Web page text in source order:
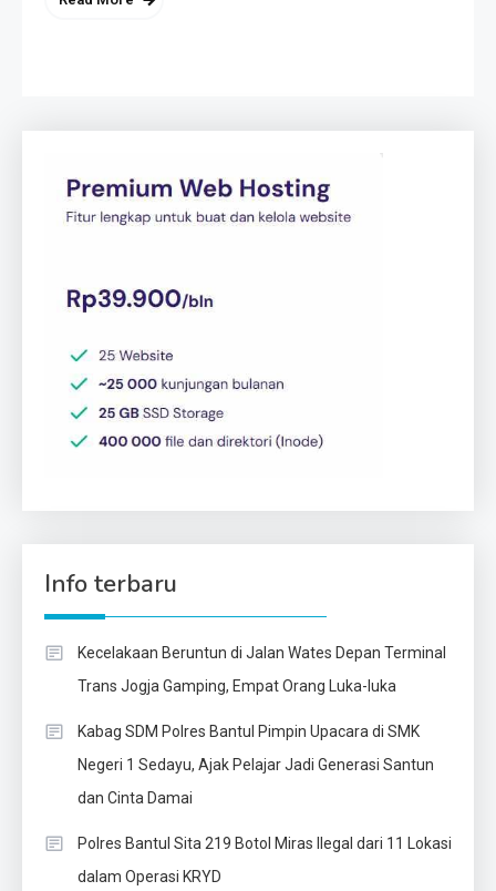
Info terbaru
Kecelakaan Beruntun di Jalan Wates Depan Terminal
Trans Jogja Gamping, Empat Orang Luka-luka
Kabag SDM Polres Bantul Pimpin Upacara di SMK
Negeri 1 Sedayu, Ajak Pelajar Jadi Generasi Santun
dan Cinta Damai
Polres Bantul Sita 219 Botol Miras Ilegal dari 11 Lokasi
dalam Operasi KRYD